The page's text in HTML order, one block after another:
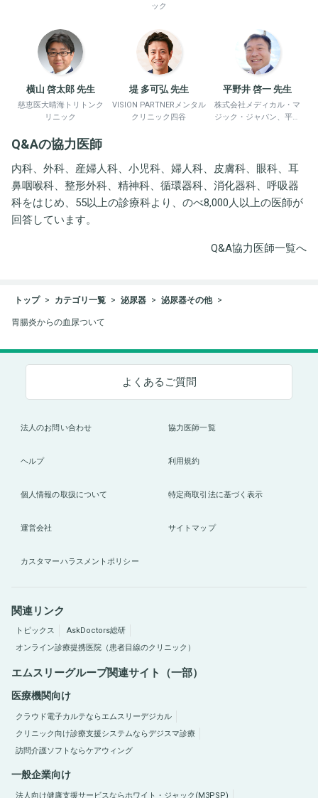
ック
横山 啓太郎 先生
慈恵医大晴海トリトンク
リニック
堤 多可弘 先生
VISION PARTNERメンタル
クリニック四谷
平野井 啓一 先生
株式会社メディカル・マ
ジック・ジャパン、平野
Q&Aの協力医師
内科、外科、産婦人科、小児科、婦人科、皮膚科、眼科、耳
鼻咽喉科、整形外科、精神科、循環器科、消化器科、呼吸器
科をはじめ、55以上の診療科より、のべ8,000人以上の医師が
回答しています。
Q&A協力医師一覧へ
トップ カテゴリ一覧 泌尿器 泌尿器その他
胃腸炎からの血尿ついて
よくあるご質問
法人のお問い合わせ 協力医師一覧
ヘルプ 利用規約
個人情報の取扱について 特定商取引法に基づく表示
運営会社 サイトマップ
カスタマーハラスメントポリシー
関連リンク
トピックス
AskDoctors総研
オンライン診療提携医院（患者目線のクリニック）
エムスリーグループ関連サイト（一部）
医療機関向け
クラウド電子カルテならエムスリーデジカル
クリニック向け診療支援システムならデジスマ診療
訪問介護ソフトならケアウィング
一般企業向け
法人向け健康支援サービスならホワイト・ジャック(M3PSP)